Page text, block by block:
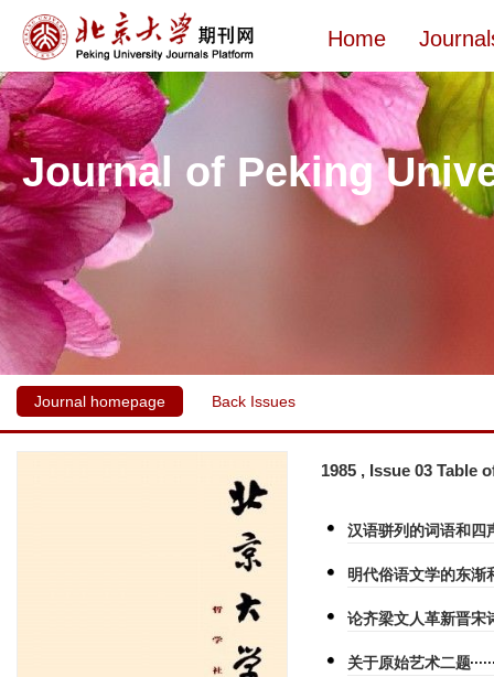
Home
Journal of Peking
Journal homepage Back Issues
1985 , Issue 03 Table
汉语骈列的词语和四
明代俗语文学的东渐
论齐梁文人革新晋宋
关于原始艺术二题